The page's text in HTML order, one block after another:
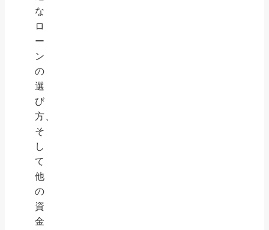
な
ロ
ー
ン
の
選
び
方、
そ
し
て
他
の
資
金